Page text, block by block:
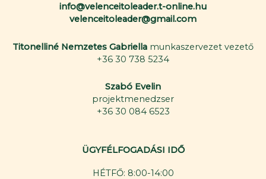
info@velenceitoleader.t-online.hu
velenceitoleader@gmail.com
Titonelliné Nemzetes Gabriella munkaszervezet vezető
+36 30 738 5234
Szabó Evelin
projektmenedzser
+36 30 084 6523
ÜGYFÉLFOGADÁSI IDŐ
HÉTFŐ: 8:00-14:00